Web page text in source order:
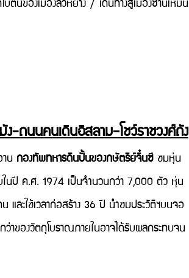
นของเมืองลั่วหยาง / เดินทางสู่เมืองซานเหมิน
-ถนนคนเดินอิสลาม–โชว์ราชวงศ์ถัง
น กองทัพทหารดินปั้นของกษัตริย์จิ๋นซี ชมหุ่น
นปี ค.ศ. 1974 เป็นจำนวนกว่า 7,000 ตัว หุ่น
และใช้เวลาก่อสร้าง 36 ปี นำชมประวัติฯบนจอ
าของวัตถุโบราณภายในอาจได้รับผลกระทบจน